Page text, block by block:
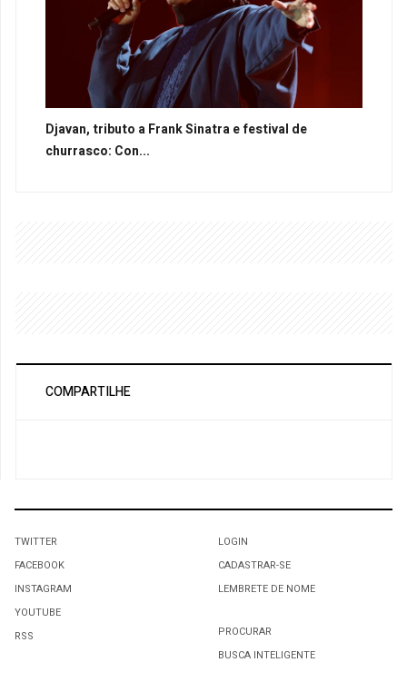
Djavan, tributo a Frank Sinatra e festival de
churrasco: Con...
COMPARTILHE
TWITTER
FACEBOOK
INSTAGRAM
YOUTUBE
RSS
LOGIN
CADASTRAR-SE
LEMBRETE DE NOME
PROCURAR
BUSCA INTELIGENTE